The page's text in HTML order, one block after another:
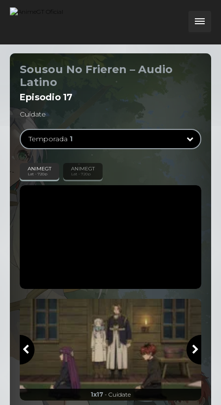
Sousou No Frieren – Audio
Latino
Episodio 17
Cuídate
Temporada 1
Temporada
28 Episodios
ANIMEGT
Lat - 720p
ANIMEGT
Lat - 720p
1x17- Cuídate